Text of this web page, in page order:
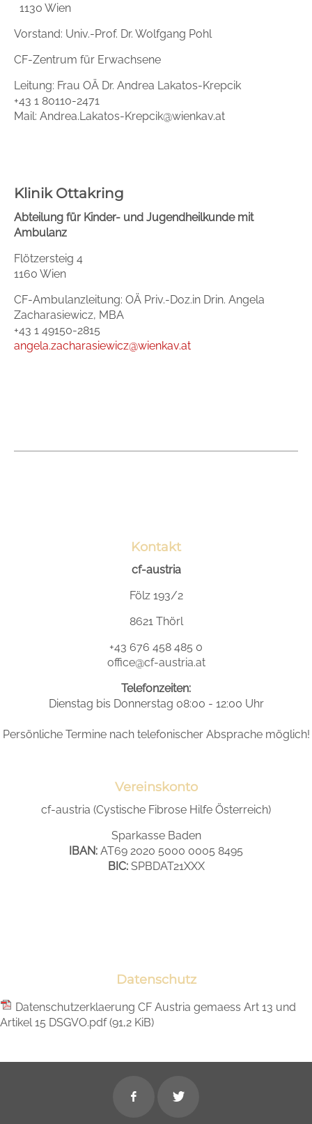
1130 Wien
Vorstand: Univ.-Prof. Dr. Wolfgang Pohl
CF-Zentrum für Erwachsene
Leitung: Frau OÄ Dr. Andrea Lakatos-Krepcik
+43 1 80110-2471
Mail: Andrea.Lakatos-Krepcik@wienkav.at
Klinik Ottakring
Abteilung für Kinder- und Jugendheilkunde mit
Ambulanz
Flötzersteig 4
1160 Wien
CF-Ambulanzleitung: OÄ Priv.-Doz.in Drin. Angela
Zacharasiewicz, MBA
+43 1 49150-2815
angela.zacharasiewicz@wienkav.at
Kontakt
cf-austria
Fölz 193/2
8621 Thörl
+43 676 458 485 0
office@cf-austria.at
Telefonzeiten:
Dienstag bis Donnerstag 08:00 - 12:00 Uhr
Persönliche Termine nach telefonischer Absprache möglich!
Vereinskonto
cf-austria (Cystische Fibrose Hilfe Österreich)
Sparkasse Baden
IBAN: AT69 2020 5000 0005 8495
BIC:SPBDAT21XXX
Datenschutz
Datenschutzerklaerung CF Austria gemaess Art 13 und
Artikel 15 DSGVO.pdf(91,2 KiB)